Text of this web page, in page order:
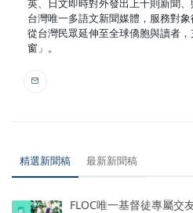
台灣唯一多語文新聞媒體，服務對
從台灣民眾延伸至全球僑胞與讀者
窗」。
精選新聞稿 最新新聞稿
FLOC唯一基督徒專屬交